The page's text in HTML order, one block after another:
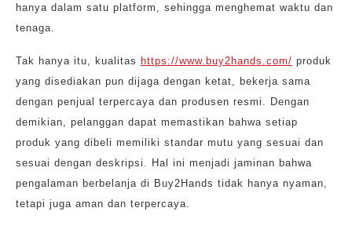
hanya dalam satu platform, sehingga menghemat waktu dan
tenaga.
Tak hanya itu, kualitas https://www.buy2hands.com/ produk
yang disediakan pun dijaga dengan ketat, bekerja sama
dengan penjual terpercaya dan produsen resmi. Dengan
demikian, pelanggan dapat memastikan bahwa setiap
produk yang dibeli memiliki standar mutu yang sesuai dan
sesuai dengan deskripsi. Hal ini menjadi jaminan bahwa
pengalaman berbelanja di Buy2Hands tidak hanya nyaman,
tetapi juga aman dan terpercaya.